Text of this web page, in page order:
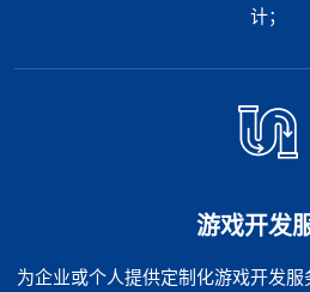
计；
游戏开发
为企业或个人提供定制化游戏开发服